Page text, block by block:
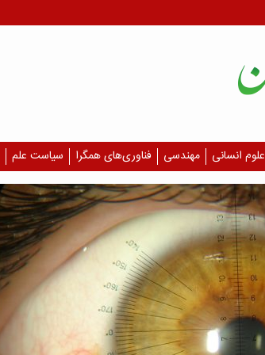
علوم انسانی مهندسی فناوری‌های همگرا سیاست علم